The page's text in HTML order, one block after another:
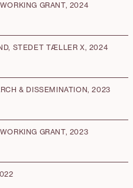
GRANT, 2024
STEDET TÆLLER X, 2024
& DISSEMINATION, 2023
GRANT, 2023